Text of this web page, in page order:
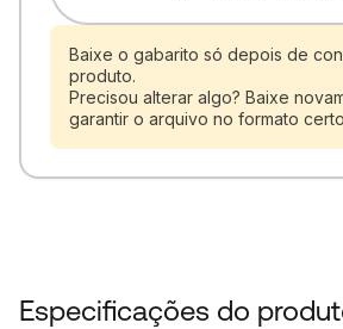
Baixe o gabarito só depois de
produto.
Precisou alterar algo? Baixe
garantir o arquivo no formato
Especificações do